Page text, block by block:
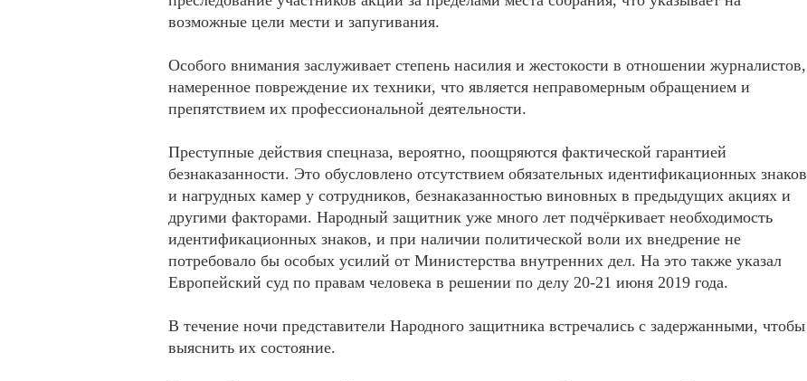
возможные цели мести и запугивания.
Особого внимания заслуживает степень насилия и жестокости в отношении журналистов,
намеренное повреждение их техники, что является неправомерным обращением и
препятствием их профессиональной деятельности.
Преступные действия спецназа, вероятно, поощряются фактической гарантией
безнаказанности. Это обусловлено отсутствием обязательных идентификационных знаков
и нагрудных камер у сотрудников, безнаказанностью виновных в предыдущих акциях и
другими факторами. Народный защитник уже много лет подчёркивает необходимость
идентификационных знаков, и при наличии политической воли их внедрение не
потребовало бы особых усилий от Министерства внутренних дел. На это также указал
Европейский суд по правам человека в решении по делу 20-21 июня 2019 года.
В течение ночи представители Народного защитника встречались с задержанными, чтобы
выяснить их состояние.